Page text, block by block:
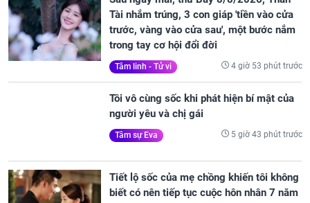
Tài nhắm trúng, 3 con giáp 'tiền vào cửa
trước, vàng vào cửa sau', một bước nắm
trong tay cơ hội đổi đời
Tâm linh - Tử vi 4 giờ 53 phút trước
Tôi vô cùng sốc khi phát hiện bí mật của
người yêu và chị gái
Tâm sự Eva 5 giờ 43 phút trước
Tiết lộ sốc của mẹ chồng khiến tôi không
biết có nên tiếp tục cuộc hôn nhân 7 năm